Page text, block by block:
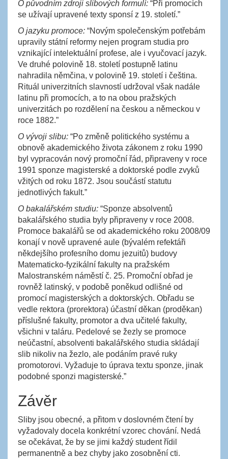
O původním zdroji slibových formulí: “Při promocích
se užívají upravené texty sponsí z 19. století.”
O jazyku promoce: “Novým společenským potřebám
upravily státní reformy nejen program studia pro
vznikající intelektuální profese, ale i vyučovací jazyk.
Ve druhé polovině 18. století postupně latinu
nahradila němčina, v polovině 19. století i čeština.
Rituál univerzitních slavností udržoval však nadále
latinu při promocích, a to na obou pražských
univerzitách po rozdělení na českou a německou v
roce 1882.”
O vývoji slibu: “Po změně politického systému a
obnově akademického života zákonem z roku 1990
byl vypracován nový promoční řád, připraveny v roce
1991 sponze magisterské a doktorské podle zvyků
vžitých od roku 1872. Jsou součástí statutu
jednotlivých fakult.”
O bakalářském studiu: “Sponze absolventů
bakalářského studia byly připraveny v roce 2008.
Promoce bakalářů se od akademického roku 2008/09
konají v nově upravené aule (bývalém refektáři
někdejšího profesního domu jezuitů) budovy
Matematicko-fyzikální fakulty na pražském
Malostranském náměstí č. 25. Promoční obřad je
rovněž latinský, v podobě poněkud odlišné od
promocí magisterských a doktorských. Obřadu se
vedle rektora (prorektora) účastní děkan (proděkan)
příslušné fakulty, promotor a dva učitelé fakulty,
všichni v taláru. Pedelové se žezly se promoce
neúčastní, absolventi bakalářského studia skládají
slib nikoliv na žezlo, ale podáním pravé ruky
promotorovi. Vyžaduje to úprava textu sponze, jinak
podobné sponzi magisterské.”
Závěr
Sliby jsou obecné, a přitom v doslovném čtení by
vyžadovaly docela konkrétní vzorec chování. Nedá
se očekávat, že by se jimi každý student řídil
permanentně a bez chyby jako zosobnění cti.